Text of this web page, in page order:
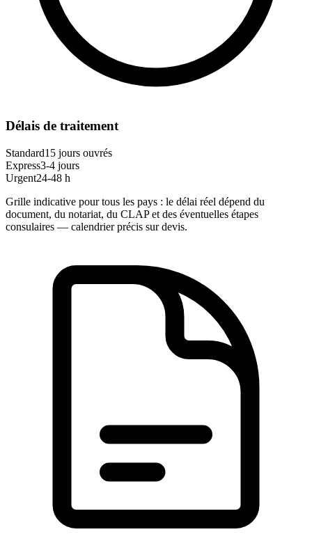
Délais de traitement
Standard15 jours ouvrés
Express3-4 jours
Urgent24-48 h
Grille indicative pour tous les pays : le délai réel dépend du
document, du notariat, du CLAP et des éventuelles étapes
consulaires — calendrier précis sur devis.